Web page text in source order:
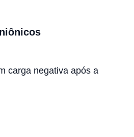
carga negativa após a